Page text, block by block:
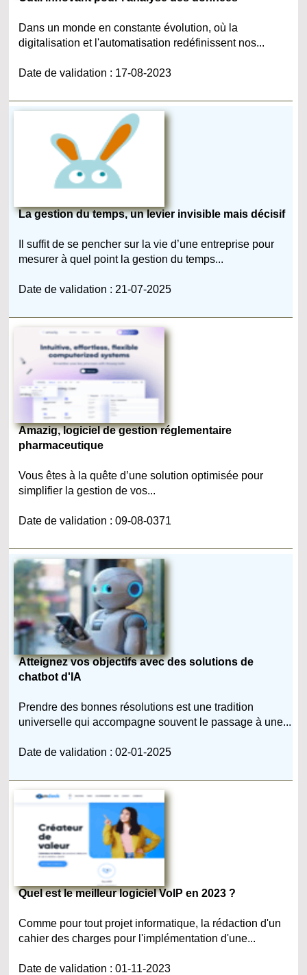
Dans un monde en constante évolution, où la
digitalisation et l'automatisation redéfinissent nos...
Date de validation : 17-08-2023
La gestion du temps, un levier invisible mais décisif
Il suffit de se pencher sur la vie d’une entreprise pour
mesurer à quel point la gestion du temps...
Date de validation : 21-07-2025
Amazig, logiciel de gestion réglementaire
pharmaceutique
Vous êtes à la quête d’une solution optimisée pour
simplifier la gestion de vos...
Date de validation : 09-08-0371
Atteignez vos objectifs avec des solutions de
chatbot d'IA
Prendre des bonnes résolutions est une tradition
universelle qui accompagne souvent le passage à une...
Date de validation : 02-01-2025
Quel est le meilleur logiciel VoIP en 2023 ?
Comme pour tout projet informatique, la rédaction d'un
cahier des charges pour l'implémentation d'une...
Date de validation : 01-11-2023